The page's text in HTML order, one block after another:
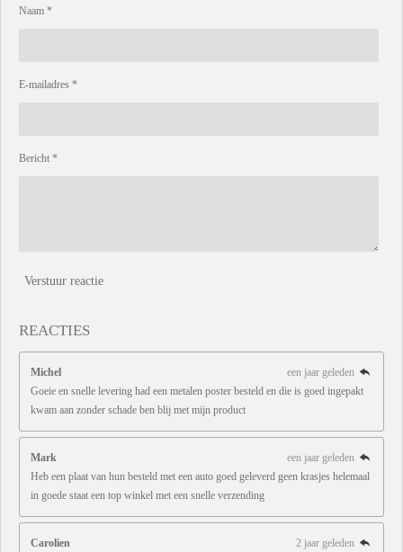
Naam *
E-mailadres *
Bericht *
Verstuur reactie
REACTIES
Michel
een jaar geleden
Goeie en snelle levering had een metalen poster besteld en die is goed ingepakt
kwam aan zonder schade ben blij met mijn product
Mark
een jaar geleden
Heb een plaat van hun besteld met een auto goed geleverd geen krasjes helemaal
in goede staat een top winkel met een snelle verzending
Carolien 2 jaar geleden